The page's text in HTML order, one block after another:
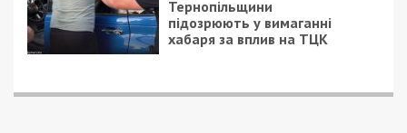
Тернопільщини
підозрюють у вимаганні
хабаря за вплив на ТЦК